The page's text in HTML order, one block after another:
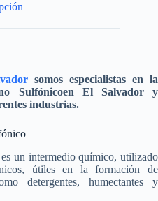
somos especialistas en la
Sulfónicoen El Salvador y
industrias.
un intermedio químico, utilizado
útiles en la formación de
detergentes, humectantes y